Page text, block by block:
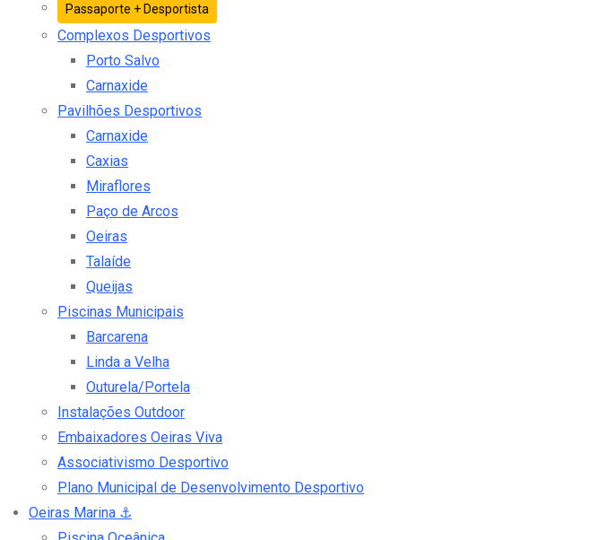
Passaporte + Desportista
Complexos Desportivos
Porto Salvo
Carnaxide
Pavilhões Desportivos
Carnaxide
Caxias
Miraflores
Paço de Arcos
Oeiras
Talaíde
Queijas
Piscinas Municipais
Barcarena
Linda a Velha
Outurela/Portela
Instalações Outdoor
Embaixadores Oeiras Viva
Associativismo Desportivo
Plano Municipal de Desenvolvimento Desportivo
Oeiras Marina ⚓